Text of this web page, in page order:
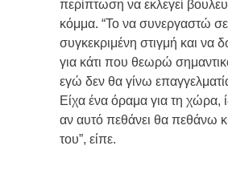
περίπτωση να εκλεγεί
κόμμα. “Το να συνεργαστώ σε
συγκεκριμένη στιγμή και να
για κάτι που θεωρώ
εγώ δεν θα γίνω
Είχα ένα όραμα για τη χώρα,
αν αυτό πεθάνει θα πεθάνω
του”, είπε.